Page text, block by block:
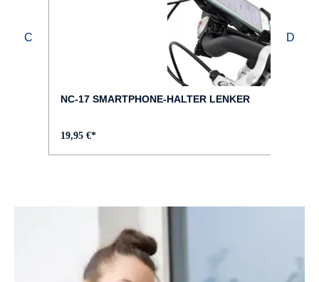
FELGEN :
DDM-2
GEPÄCKTRÄGER :
NC-17 SMARTPHONE-HALTER LENKER
19,95 €*